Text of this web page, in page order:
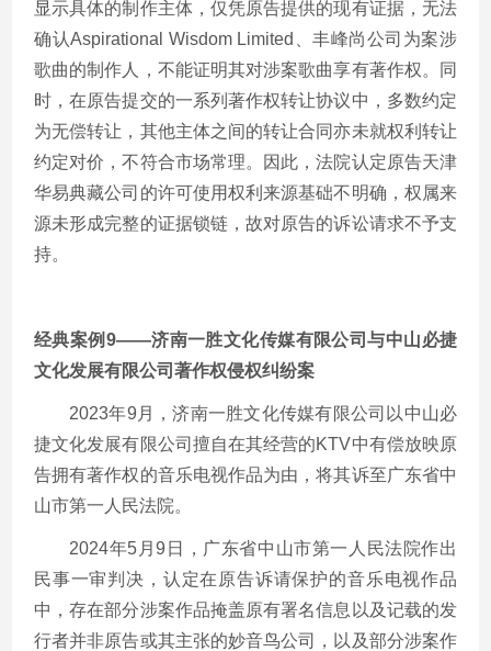
显示具体的制作主体，仅凭原告提供的现有证据，无法
确认Aspirational Wisdom Limited、丰峰尚公司为案涉
歌曲的制作人，不能证明其对涉案歌曲享有著作权。同
时，在原告提交的一系列著作权转让协议中，多数约定
为无偿转让，其他主体之间的转让合同亦未就权利转让
约定对价，不符合市场常理。因此，法院认定原告天津
华易典藏公司的许可使用权利来源基础不明确，权属来
源未形成完整的证据锁链，故对原告的诉讼请求不予支
持。
经典案例9——济南一胜文化传媒有限公司与中山必捷
文化发展有限公司著作权侵权纠纷案
2023年9月，济南一胜文化传媒有限公司以中山必
捷文化发展有限公司擅自在其经营的KTV中有偿放映原
告拥有著作权的音乐电视作品为由，将其诉至广东省中
山市第一人民法院。
2024年5月9日，广东省中山市第一人民法院作出
民事一审判决，认定在原告诉请保护的音乐电视作品
中，存在部分涉案作品掩盖原有署名信息以及记载的发
行者并非原告或其主张的妙音鸟公司，以及部分涉案作